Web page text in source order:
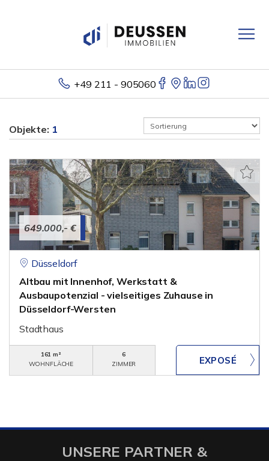
+49 211 - 905060
Objekte: 1
649.000,- €
Düsseldorf
Altbau mit Innenhof, Werkstatt &
Ausbaupotenzial - vielseitiges Zuhause in
Düsseldorf-Wersten
Stadthaus
161 m²
WOHNFLÄCHE
6
ZIMMER
UNSERE PARTNER &